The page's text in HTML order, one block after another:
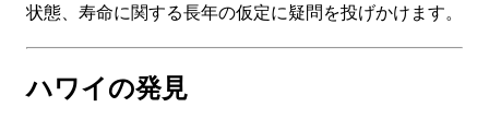
状態、寿命に関する長年の仮定に疑問を投げかけます。
ハワイの発見